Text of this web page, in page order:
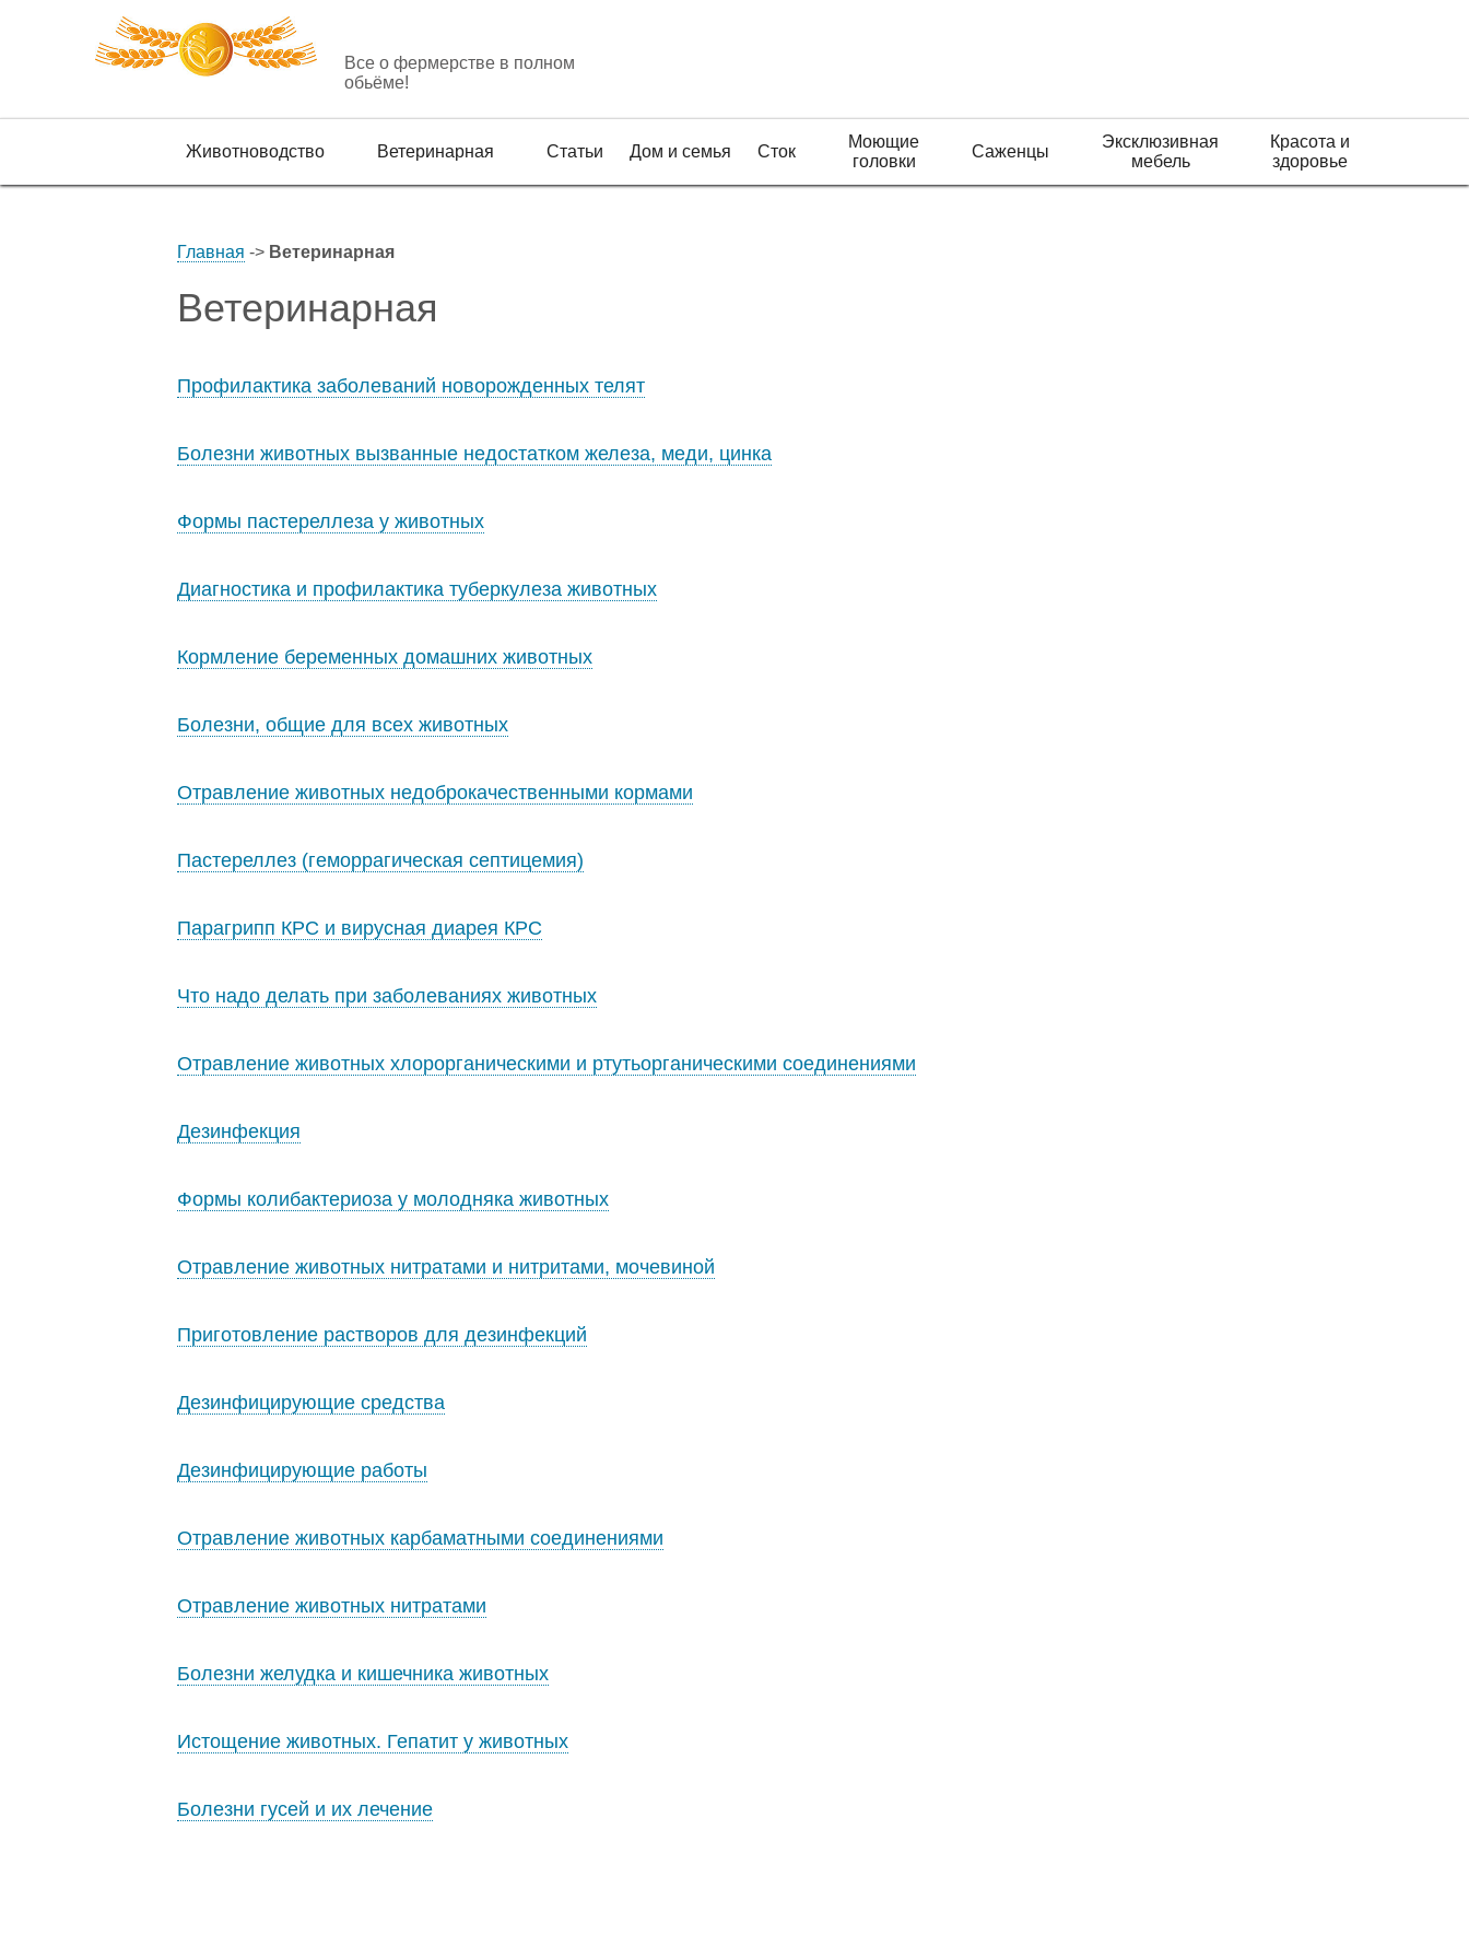
Все о фермерстве в полном
обьёме!
Животноводство Ветеринарная Статьи Дом и семья Сток
Моющие
головки
Саженцы
Эксклюзивная
мебель
Красота и
здоровье
Главная -> Ветеринарная
Ветеринарная
Профилактика заболеваний новорожденных телят
Болезни животных вызванные недостатком железа, меди, цинка
Формы пастереллеза у животных
Диагностика и профилактика туберкулеза животных
Кормление беременных домашних животных
Болезни, общие для всех животных
Отравление животных недоброкачественными кормами
Пастереллез (геморрагическая септицемия)
Парагрипп КРС и вирусная диарея КРС
Что надо делать при заболеваниях животных
Отравление животных хлорорганическими и ртутьорганическими соединениями
Дезинфекция
Формы колибактериоза у молодняка животных
Отравление животных нитратами и нитритами, мочевиной
Приготовление растворов для дезинфекций
Дезинфицирующие средства
Дезинфицирующие работы
Отравление животных карбаматными соединениями
Отравление животных нитратами
Болезни желудка и кишечника животных
Истощение животных. Гепатит у животных
Болезни гусей и их лечение